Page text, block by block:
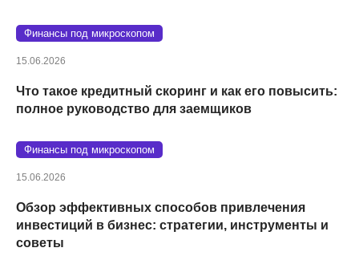
Финансы под микроскопом
15.06.2026
Что такое кредитный скоринг и как его повысить:
полное руководство для заемщиков
Финансы под микроскопом
15.06.2026
Обзор эффективных способов привлечения
инвестиций в бизнес: стратегии, инструменты и
советы